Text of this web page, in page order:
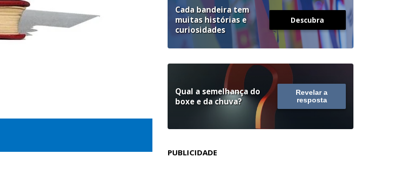
Cada bandeira tem
muitas histórias e
curiosidades
Descubra
Qual a semelhança do
boxe e da chuva?
Revelar a
resposta
PUBLICIDADE